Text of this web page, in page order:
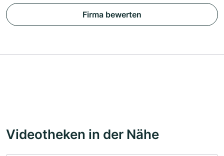
Firma bewerten
Videotheken in der Nähe